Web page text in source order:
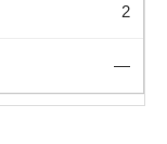
2
—